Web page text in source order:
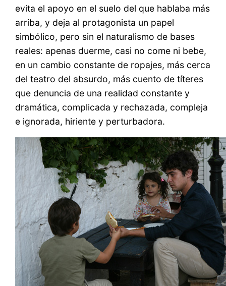
evita el apoyo en el suelo del que hablaba más
arriba, y deja al protagonista un papel
simbólico, pero sin el naturalismo de bases
reales: apenas duerme, casi no come ni bebe,
en un cambio constante de ropajes, más cerca
del teatro del absurdo, más cuento de títeres
que denuncia de una realidad constante y
dramática, complicada y rechazada, compleja
e ignorada, hiriente y perturbadora.